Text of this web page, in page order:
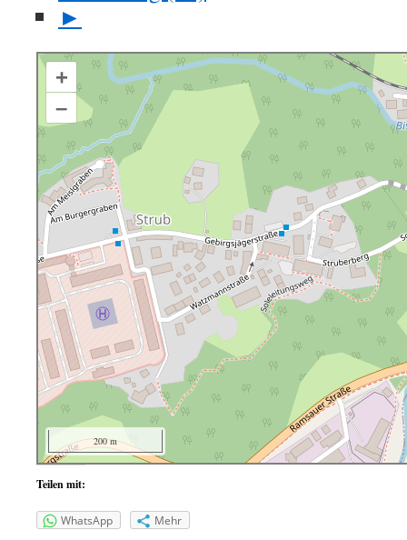
►
+
–
200 m
Teilen mit:
WhatsApp Mehr